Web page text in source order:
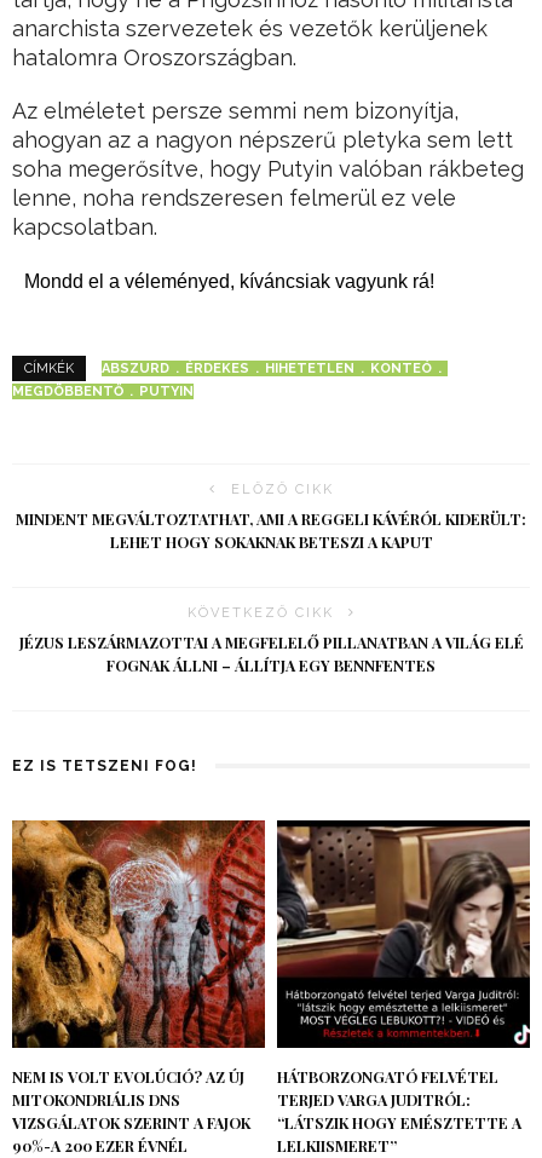
anarchista szervezetek és vezetők kerüljenek
hatalomra Oroszországban.
Az elméletet persze semmi nem bizonyítja,
ahogyan az a nagyon népszerű pletyka sem lett
soha megerősítve, hogy Putyin valóban rákbeteg
lenne, noha rendszeresen felmerül ez vele
kapcsolatban.
Mondd el a véleményed, kíváncsiak vagyunk rá!
CÍMKÉK ABSZURD ÉRDEKES HIHETETLEN
KONTEÓ
MEGDÖBBENTŐ
PUTYIN
ELŐZŐ CIKK
MINDENT MEGVÁLTOZTATHAT, AMI A REGGELI KÁVÉRÓL KIDERÜLT:
LEHET HOGY SOKAKNAK BETESZI A KAPUT
KÖVETKEZŐ CIKK
JÉZUS LESZÁRMAZOTTAI A MEGFELELŐ PILLANATBAN A VILÁG ELÉ
FOGNAK ÁLLNI – ÁLLÍTJA EGY BENNFENTES
EZ IS TETSZENI FOG!
NEM IS VOLT EVOLÚCIÓ? AZ ÚJ
MITOKONDRIÁLIS DNS
VIZSGÁLATOK SZERINT A FAJOK
90%-A 200 EZER ÉVNÉL
HÁTBORZONGATÓ FELVÉTEL
TERJED VARGA JUDITRÓL:
“LÁTSZIK HOGY EMÉSZTETTE A
LELKIISMERET”